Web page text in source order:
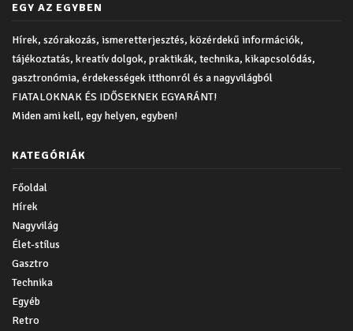
EGY AZ EGYBEN
Hírek, szórakozás, ismeretterjesztés, közérdekű információk,
tájékoztatás, kreatív dolgok, praktikák, technika, kikapcsolódás,
gasztronómia, érdekességek itthonról és a nagyvilágból
FIATALOKNAK ÉS IDŐSEKNEK EGYARÁNT!
Miden ami kell, egy helyen, egyben!
KATEGÓRIÁK
Főoldal
Hírek
Nagyvilág
Élet-stílus
Gasztro
Technika
Egyéb
Retro